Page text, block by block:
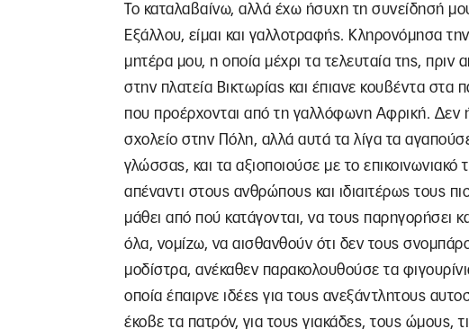
Το καταλαβαίνω, αλλά έχω ήσυχη τη συνείδησή
Εξάλλου, είμαι και γαλλοτραφής. Κληρονόμησα
μητέρα μου, η οποία μέχρι τα τελευταία της,
στην πλατεία Βικτωρίας και έπιανε κουβέντα στα
που προέρχονται από τη γαλλόφωνη Αφρική. Δεν
σχολείο στην Πόλη, αλλά αυτά τα λίγα τα
γλώσσας, και τα αξιοποιούσε με το
απέναντι στους ανθρώπους και ιδιαιτέρως τους
μάθει από πού κατάγονται, να τους παρηγορήσει
όλα, νομίζω, να αισθανθούν ότι δεν τους
μοδίστρα, ανέκαθεν παρακολουθούσε τα
οποία έπαιρνε ιδέες για τους ανεξάντλητους
έκοβε τα πατρόν, για τους γιακάδες, τους ώμους,